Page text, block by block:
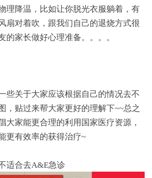
理降温，比如让你脱光衣服躺着，有
扇对着吹，跟我们自己的退烧方式很
的家长做好心理准备。。。。
些关于大家应该根据自己的情况去不
，贴过来帮大家更好的理解下~~总之
大家能更合理的利用国家医疗资源，
更有效率的获得治疗~
适合去A&E急诊